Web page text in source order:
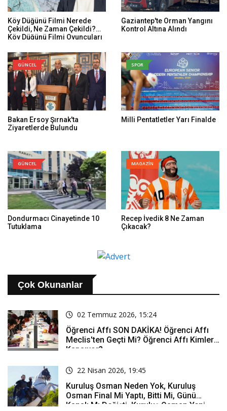
Köy Düğünü Filmi Nerede
Çekildi, Ne Zaman Çekildi?
Köy Düğünü Filmi Oyuncuları
Gaziantep'te Orman Yangını
Kontrol Altına Alındı
GÜNCEL
Bakan Ersoy Şırnak'ta
Ziyaretlerde Bulundu
SPOR
Milli Pentatletler Yarı Finalde
GÜNCEL
Dondurmacı Cinayetinde 10
Tutuklama
MAGAZİN
Recep İvedik 8 Ne Zaman
Çıkacak?
Çok Okunanlar
02 Temmuz 2026, 15:24
Öğrenci Affı SON DAKİKA! Öğrenci Affı
Meclis'ten Geçti Mi? Öğrenci Affı Kimleri
Kapsıyor?
22 Nisan 2026, 19:45
Kuruluş Osman Neden Yok, Kuruluş
Osman Final Mi Yaptı, Bitti Mi, Günü
Kanalı Mı Değişti, Kuruluş Osman Yeni